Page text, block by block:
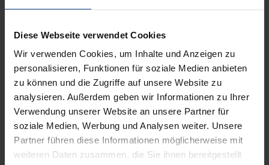
Diese Webseite verwendet Cookies
Wir verwenden Cookies, um Inhalte und Anzeigen zu
personalisieren, Funktionen für soziale Medien anbieten
zu können und die Zugriffe auf unsere Website zu
analysieren. Außerdem geben wir Informationen zu Ihrer
Verwendung unserer Website an unsere Partner für
soziale Medien, Werbung und Analysen weiter. Unsere
Partner führen diese Informationen möglicherweise mit
weiteren Daten zusammen, die Sie ihnen bereitgestellt
Finanzkontrolle ist von besonderer Dringlichkeit
und Finanzierungszuständigkeiten der EG sowie der
Vielfalt und des Gewichts ihrer
Subventionsprogramme.
Aus der Sicht der Finanzkontrollpraxis unterzieht
der Verfasser die Strukturen und Instrumente von
Kommission, Europäischem Rechnungshof,
Parlament und Ministerrat sowie die gegenseitigen
Beziehungen und Abhängigkeiten einer kritischen